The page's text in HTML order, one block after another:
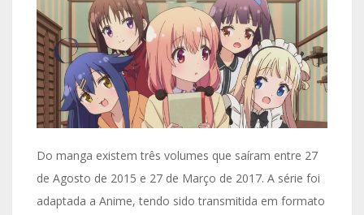
Do manga existem três volumes que saíram entre 27
de Agosto de 2015 e 27 de Março de 2017. A série foi
adaptada a Anime, tendo sido transmitida em formato